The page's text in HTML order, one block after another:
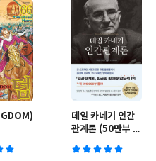
데일 카네기 인간
관계론 (50만부 돌
역본)